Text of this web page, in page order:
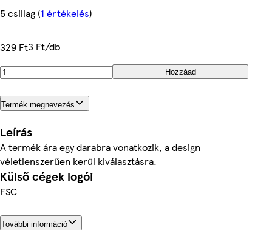
5 csillag (1 értékelés)
329 Ft3 Ft/db
Hozzáad
Termék megnevezés
Leírás
A termék ára egy darabra vonatkozik, a design
véletlenszerűen kerül kiválasztásra.
Külső cégek logói
FSC
További információ